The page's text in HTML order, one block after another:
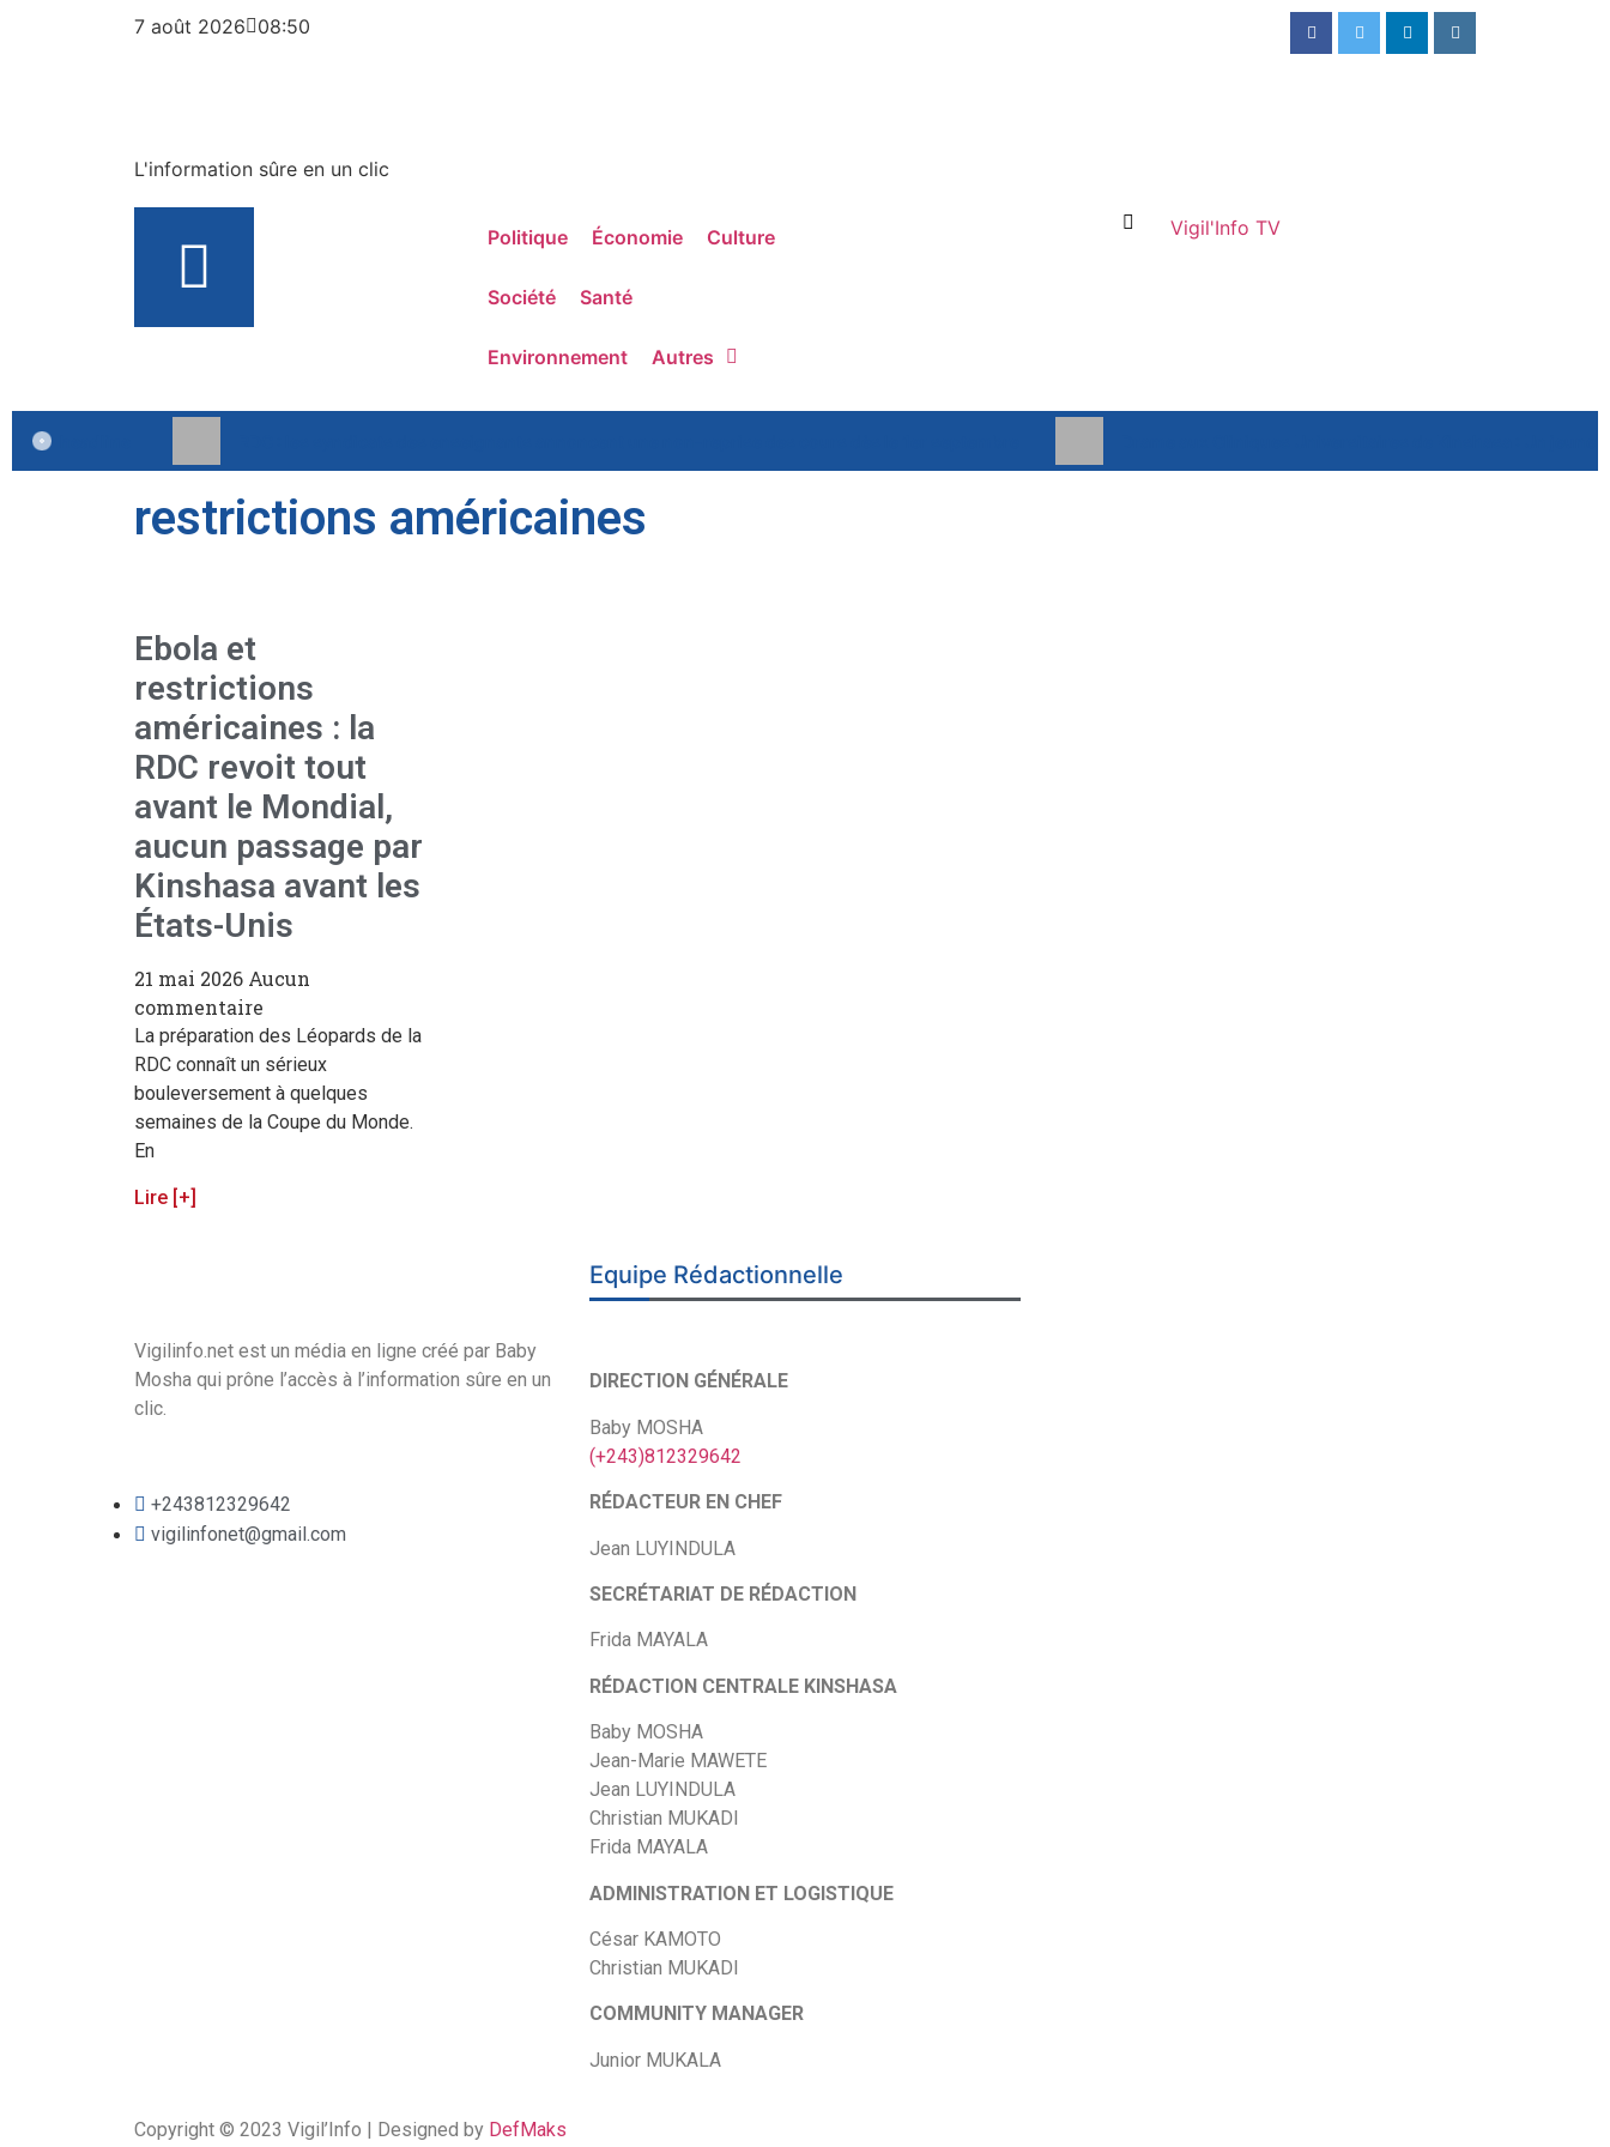
7 août 2026 08:50
L'information sûre en un clic
Politique Économie Culture
Société Santé
Environnement Autres
Vigil'Info TV
restrictions américaines
Ebola et
restrictions
américaines : la
RDC revoit tout
avant le Mondial,
aucun passage par
Kinshasa avant les
États-Unis
21 mai 2026 Aucun
commentaire
La préparation des Léopards de la
RDC connaît un sérieux
bouleversement à quelques
semaines de la Coupe du Monde.
En
Lire [+]
Vigilinfo.net est un média en ligne créé par Baby
Mosha qui prône l’accès à l’information sûre en un
clic.
+243812329642
vigilinfonet@gmail.com
Equipe Rédactionnelle
DIRECTION GÉNÉRALE
Baby MOSHA
(+243)812329642
RÉDACTEUR EN CHEF
Jean LUYINDULA
SECRÉTARIAT DE RÉDACTION
Frida MAYALA
RÉDACTION CENTRALE KINSHASA
Baby MOSHA
Jean-Marie MAWETE
Jean LUYINDULA
Christian MUKADI
Frida MAYALA
ADMINISTRATION ET LOGISTIQUE
César KAMOTO
Christian MUKADI
COMMUNITY MANAGER
Junior MUKALA
Copyright © 2023 Vigil’Info | Designed by DefMaks